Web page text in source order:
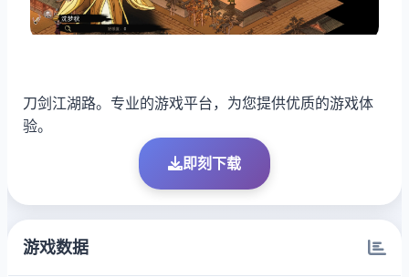
刀剑江湖路。专业的游戏平台，为您提供优质的游戏体
验。
即刻下载
游戏数据